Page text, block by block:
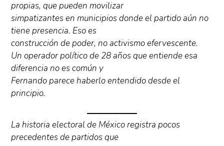
propias, que pueden movilizar
simpatizantes en municipios donde el partido aún no
tiene presencia. Eso es
construcción de poder, no activismo efervescente.
Un operador político de 28 años que entiende esa
diferencia no es común y
Fernando parece haberlo entendido desde el
principio.
La historia electoral de México registra pocos
precedentes de partidos que